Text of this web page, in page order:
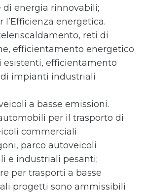
di energia rinnovabili;
l’Efficienza energetica.
reti di
efficientamento energetico
esistenti, efficientamento
impianti industriali
a basse emissioni.
per il trasporto di
commerciali
parco autoveicoli
e industriali pesanti;
per trasporti a basse
progetti sono ammissibili